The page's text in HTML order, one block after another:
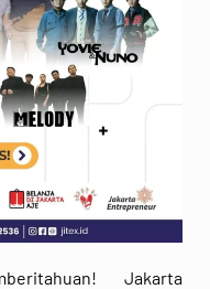
Jakarta